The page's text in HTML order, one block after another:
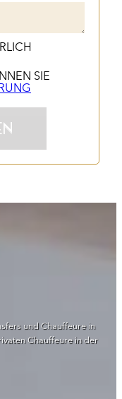
SIE
und Chauffeure in
Chauffeure in der